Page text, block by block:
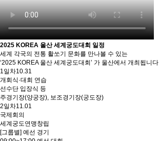
2025 KOREA 울산 세계궁도대회 일정
세계 각국의 전통 활쏘기 문화를 만나볼 수 있는
‘2025 KOREA 울산 세계궁도대회’ 가 울산에서 개최됩니다
1일차10.31
개회식·대회 연습
선수단 입장식 등
주경기장(양궁장), 보조경기장(궁도장)
2일차11.01
국제회의
세계궁도연맹창립
[그룹별] 예선 경기